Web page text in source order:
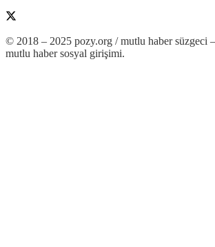
© 2018 – 2025 pozy.org / mutlu haber süzgeci
mutlu haber sosyal girişimi.